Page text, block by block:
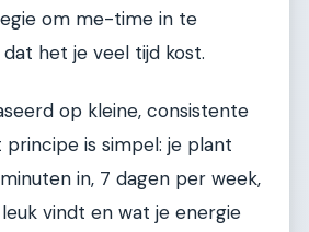
om me-time in te
het je veel tijd kost.
op kleine, consistente
is simpel: je plant
in, 7 dagen per week,
vindt en wat je energie